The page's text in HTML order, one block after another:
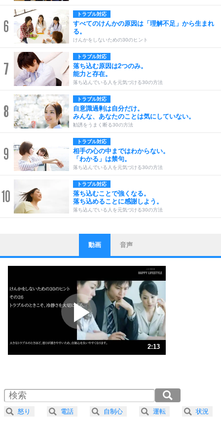
6
トラブル対応
すべてのけんかの原因は「理解不足」から生まれ
る。
けんかをしないための30のヒント
7
トラブル対応
落ち込む原因は2つのみ。
能力と存在。
落ち込んでいる人を元気づける30の方法
8
トラブル対応
自意識過剰は自分だけ。
みんな、あなたのことは気にしていない。
勧誘をうまく断る30の方法
9
トラブル対応
相手の心の中まではわからない。
「わかる」は禁句。
落ち込んでいる人を元気づける30の方法
10
トラブル対応
落ち込むことで強くなる。
落ち込めることに感謝しよう。
落ち込んでいる人を元気づける30の方法
1
ストレス対策
他人と比べない。
いっそのこと、他人を見ない。
いらいらしない人になる30の方法
プラス思考
ポジティブになれない原因は、行動しないから。
ポジティブ思考になる30の方法
人生、なんとかなるもの。
気楽に生きる30の方法
4 器の大きい人は、怒りを優しさで表現する。
プラス思考
動画 音声
2:13
2.0倍速 （262KB 1分6秒）
2.5倍速 （210KB 53秒）
3.0倍速 （175KB 44秒）
怒り 電話 自制心 運転 状況